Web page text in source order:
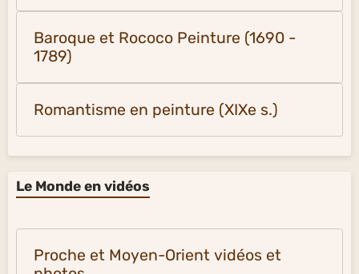
Baroque et Rococo Peinture (1690 -
1789)
Romantisme en peinture (XIXe s.)
Le Monde en vidéos
Proche et Moyen-Orient vidéos et